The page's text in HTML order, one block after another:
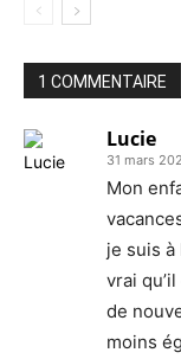
1 COMMENTAIRE
Lucie
31 mars
Mon
je suis
vrai
de
moins